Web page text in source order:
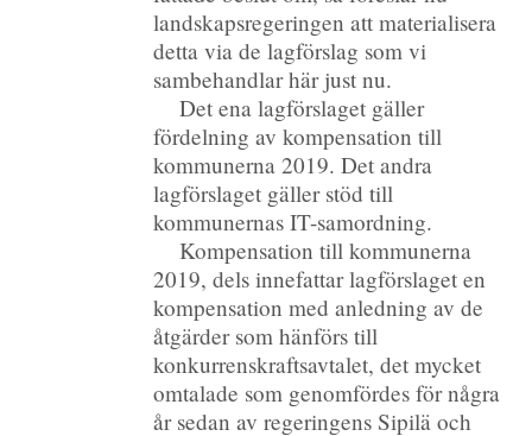
landskapsregeringen att materialisera
detta via de lagförslag som vi
sambehandlar här just nu.
Det ena lagförslaget gäller
fördelning av kompensation till
kommunerna 2019. Det andra
lagförslaget gäller stöd till
kommunernas IT-samordning.
Kompensation till kommunerna
2019, dels innefattar lagförslaget en
kompensation med anledning av de
åtgärder som hänförs till
konkurrenskraftsavtalet, det mycket
omtalade som genomfördes för några
år sedan av regeringens Sipilä och